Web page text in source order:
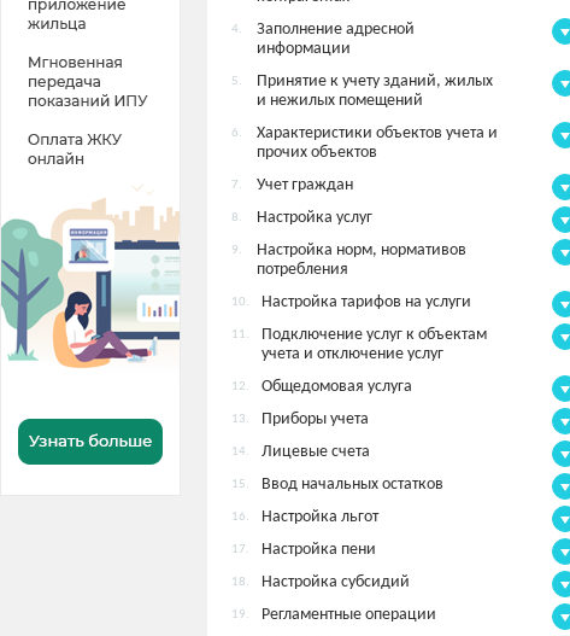
4.
Заполнение адресной
информации
5.
Принятие к учету зданий, жилых
и нежилых помещений
6.
Характеристики объектов учета и
прочих объектов
7. Учет граждан
8. Настройка услуг
9.
Настройка норм, нормативов
потребления
10. Настройка тарифов на услуги
11.
Подключение услуг к объектам
учета и отключение услуг
12. Общедомовая услуга
13. Приборы учета
14. Лицевые счета
15. Ввод начальных остатков
16. Настройка льгот
17. Настройка пени
18. Настройка субсидий
19. Регламентные операции